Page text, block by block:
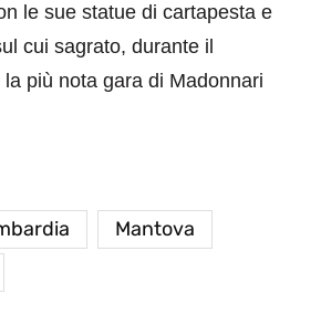
le sue statue di cartapesta e
cui sagrato, durante il
più nota gara di Madonnari
Mantova